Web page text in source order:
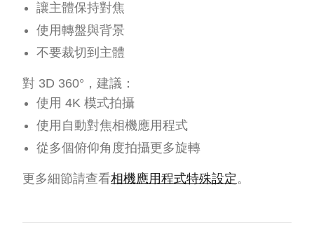
讓主體保持對焦
使用轉盤與背景
不要裁切到主體
對 3D 360°，建議：
使用 4K 模式拍攝
使用自動對焦相機應用程式
從多個俯仰角度拍攝更多旋轉
更多細節請查看相機應用程式特殊設定 。